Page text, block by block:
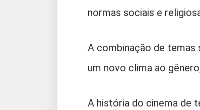
normas sociais e
A combinação de temas
um novo clima ao
A história do cinema de